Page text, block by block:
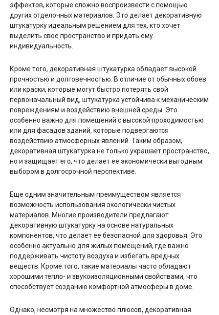
эффектов, которые сложно воспроизвести с помощью
других отделочных материалов. Это делает декоративную
штукатурку идеальным решением для тех, кто хочет
выделить свое пространство и придать ему
индивидуальность.
Кроме того, декоративная штукатурка обладает высокой
прочностью и долговечностью. В отличие от обычных обоев
или краски, которые могут быстро потерять свой
первоначальный вид, штукатурка устойчива к механическим
повреждениям и воздействию внешней среды. Это
особенно важно для помещений с высокой проходимостью
или для фасадов зданий, которые подвергаются
воздействию атмосферных явлений. Таким образом,
декоративная штукатурка не только украшает пространство,
но и защищает его, что делает ее экономически выгодным
выбором в долгосрочной перспективе.
Еще одним значительным преимуществом является
возможность использования экологически чистых
материалов. Многие производители предлагают
декоративную штукатурку на основе натуральных
компонентов, что делает ее безопасной для здоровья. Это
особенно актуально для жилых помещений, где важно
поддерживать чистоту воздуха и избегать вредных
веществ. Кроме того, такие материалы часто обладают
хорошими тепло- и звукоизоляционными свойствами, что
способствует созданию комфортной атмосферы в доме.
Однако, несмотря на множество плюсов, декоративная